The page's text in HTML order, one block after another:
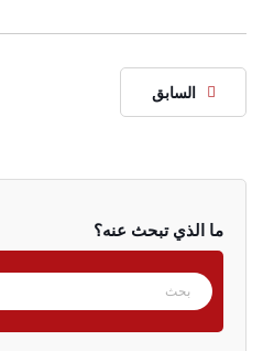
السابق
ما الذي تبحث عنه؟